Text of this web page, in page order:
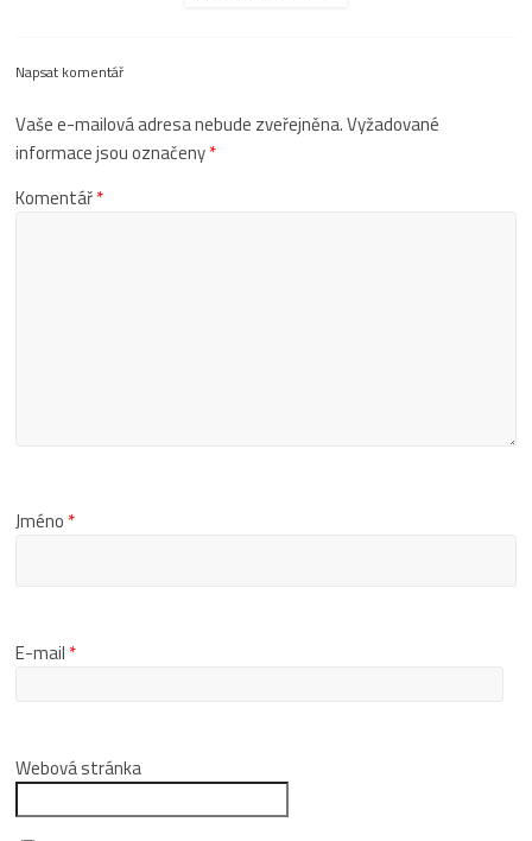
Napsat komentář
Vaše e-mailová adresa nebude zveřejněna.Vyžadované
informace jsou označeny*
Komentář*
Jméno *
E-mail *
Webová stránka